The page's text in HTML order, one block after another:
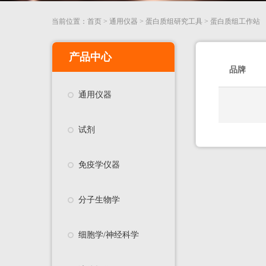
当前位置： 首页 > 通用仪器 > 蛋白质组研究工具 > 蛋白质组工作站
产品中心
通用仪器
试剂
免疫学仪器
分子生物学
细胞学/神经科学
品牌